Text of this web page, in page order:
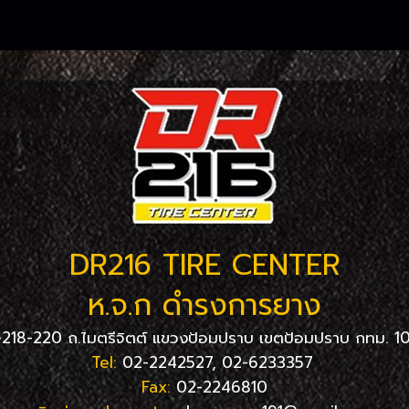
DR216 TIRE CENTER
ห.จ.ก ดำรงการยาง
220 ถ.ไมตรีจิตต์ แขวงป้อมปราบ เขตป้อมปราบ กทม.
Tel:02-2242527, 02-6233357
Fax: 02-2246810